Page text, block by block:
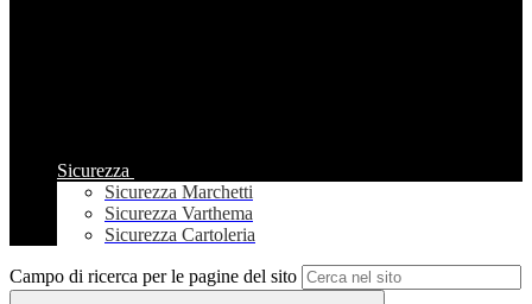
Sicurezza
Sicurezza Marchetti
Sicurezza Varthema
Sicurezza Cartoleria
Campo di ricerca per le pagine del sito